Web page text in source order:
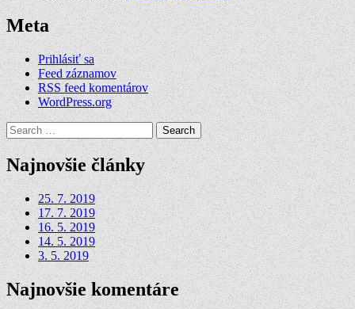
Meta
Prihlásiť sa
Feed záznamov
RSS feed komentárov
WordPress.org
Search
for:
Najnovšie články
25. 7. 2019
17. 7. 2019
16. 5. 2019
14. 5. 2019
3. 5. 2019
Najnovšie komentáre